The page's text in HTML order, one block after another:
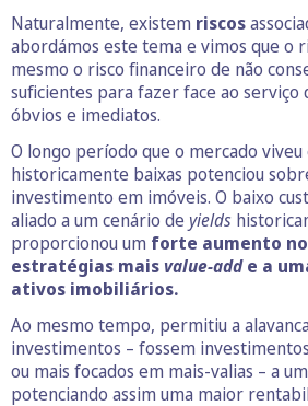
Naturalmente, existem riscos
abordámos este tema e vimos que o
mesmo o risco financeiro de não
suficientes para fazer face ao serviço
óbvios e imediatos.
O longo período que o mercado viveu
historicamente baixas potenciou
investimento em imóveis. O baixo
aliado a um cenário de yields
proporcionou um forte aumento
estratégias mais value-adde a
ativos imobiliários.
Ao mesmo tempo, permitiu a
investimentos – fossem
ou mais focados em mais-valias – a
potenciando assim uma maior